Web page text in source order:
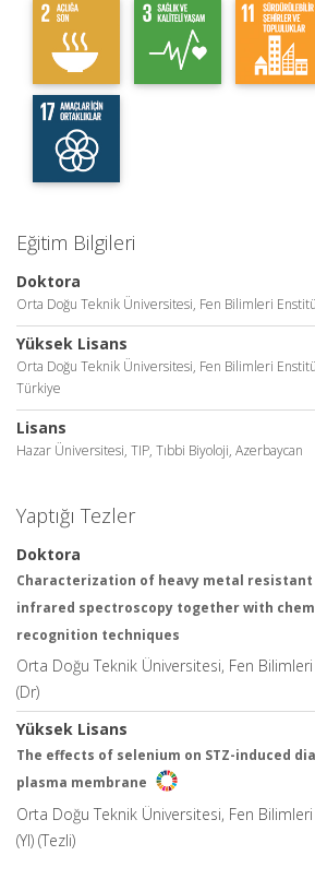
Eğitim Bilgileri
Doktora
Orta Doğu Teknik Üniversitesi, Fen Bilimleri
Yüksek Lisans
Orta Doğu Teknik Üniversitesi, Fen Bilimleri
Türkiye
Lisans
Hazar Üniversitesi, TIP, Tıbbi Biyoloji, Azerbaycan
Yaptığı Tezler
Doktora
Characterization of heavy metal
infrared spectroscopy together with
recognition techniques
Orta Doğu Teknik Üniversitesi, Fen
(Dr)
Yüksek Lisans
The effects of selenium on STZ-induced
plasma membrane
Orta Doğu Teknik Üniversitesi, Fen
(Yl) (Tezli)